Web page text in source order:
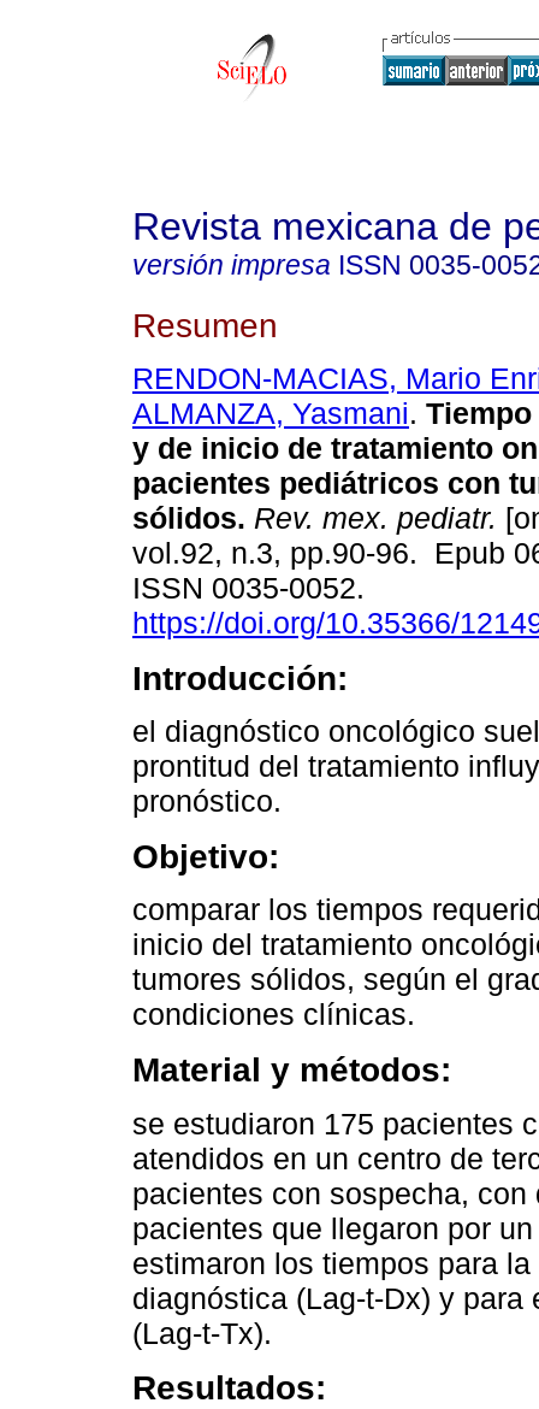
Revista mexicana de
versión impresa ISSN 0035-
Resumen
RENDON-MACIAS, Mario
ALMANZA, Yasmani.
y de inicio de tratamiento
pacientes pediátricos con
sólidos. Rev. mex. pediatr.
vol.92, n.3, pp.90-96. Epub
ISSN 0035-0052.
https://doi.org/10.35366/
Introducción:
el diagnóstico oncológico
prontitud del tratamiento
pronóstico.
Objetivo:
comparar los tiempos
inicio del tratamiento
tumores sólidos, según el
condiciones clínicas.
Material y métodos:
se estudiaron 175 pacientes
atendidos en un centro de
pacientes con sospecha,
pacientes que llegaron por
estimaron los tiempos para
diagnóstica (Lag-t-Dx) y
(Lag-t-Tx).
Resultados: